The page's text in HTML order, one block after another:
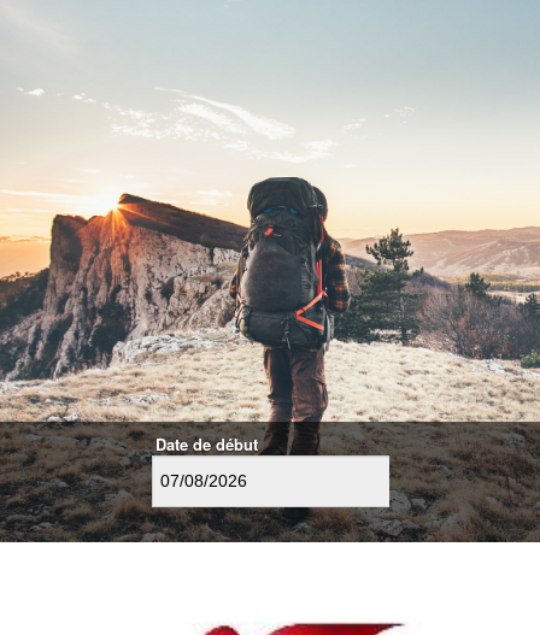
Date de début